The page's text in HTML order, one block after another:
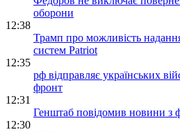
оборони
12:38
Трамп про можливість
систем Patriot
12:35
рф відправляє українських
фронт
12:31
Генштаб повідомив новини з
12:30